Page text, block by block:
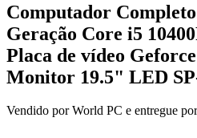
Computador
Geração Core i5
Placa de vídeo
Monitor 19.5" LED
Vendido porWorld PC e entregue por